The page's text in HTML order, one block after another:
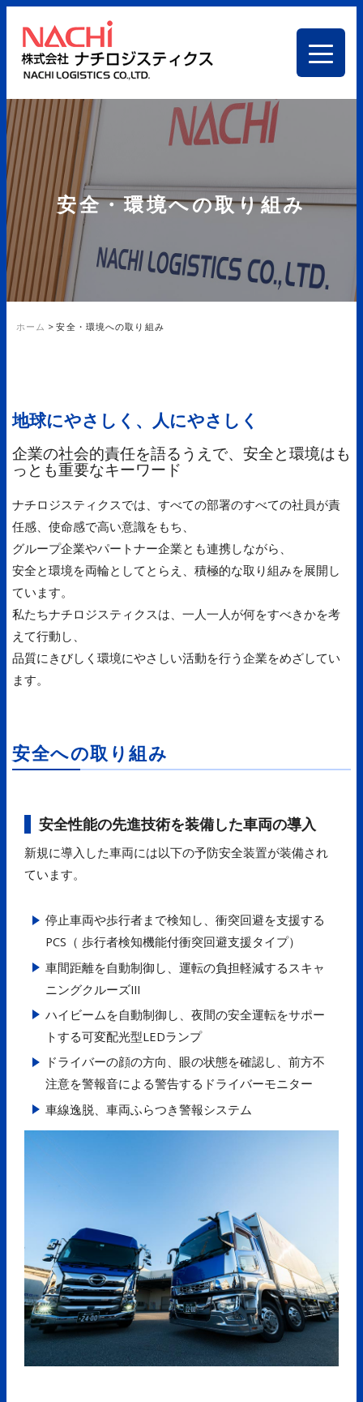
安全・環境への取り組み
ホーム >安全・環境への取り組み
地球にやさしく、人にやさしく
企業の社会的責任を語るうえで、安全と環境はも
っとも重要なキーワード
ナチロジスティクスでは、すべての部署のすべての社員が責
任感、使命感で高い意識をもち、
グループ企業やパートナー企業とも連携しながら、
安全と環境を両輪としてとらえ、積極的な取り組みを展開し
ています。
私たちナチロジスティクスは、一人一人が何をすべきかを考
えて行動し、
品質にきびしく環境にやさしい活動を行う企業をめざしてい
ます。
安全への取り組み
安全性能の先進技術を装備した車両の導入
新規に導入した車両には以下の予防安全装置が装備され
ています。
停止車両や歩行者まで検知し、衝突回避を支援する
PCS（ 歩行者検知機能付衝突回避支援タイプ）
車間距離を自動制御し、運転の負担軽減するスキャ
ニングクルーズIII
ハイビームを自動制御し、夜間の安全運転をサポー
トする可変配光型LEDランプ
ドライバーの顔の方向、眼の状態を確認し、前方不
注意を警報音による警告するドライバーモニター
車線逸脱、車両ふらつき警報システム